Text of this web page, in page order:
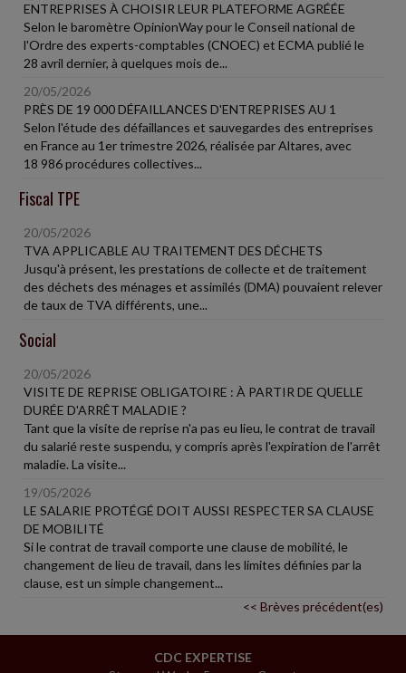
ENTREPRISES À CHOISIR LEUR PLATEFORME AGRÉÉE
Selon le baromètre OpinionWay pour le Conseil national de
l'Ordre des experts-comptables (CNOEC) et ECMA publié le
28 avril dernier, à quelques mois de...
20/05/2026
PRÈS DE 19 000 DÉFAILLANCES D'ENTREPRISES AU 1
Selon l'étude des défaillances et sauvegardes des entreprises
en France au 1er trimestre 2026, réalisée par Altares, avec
18 986 procédures collectives...
Fiscal TPE
20/05/2026
TVA APPLICABLE AU TRAITEMENT DES DÉCHETS
Jusqu'à présent, les prestations de collecte et de traitement
des déchets des ménages et assimilés (DMA) pouvaient relever
de taux de TVA différents, une...
Social
20/05/2026
VISITE DE REPRISE OBLIGATOIRE : À PARTIR DE QUELLE
DURÉE D'ARRÊT MALADIE ?
Tant que la visite de reprise n'a pas eu lieu, le contrat de travail
du salarié reste suspendu, y compris après l'expiration de l'arrêt
maladie. La visite...
19/05/2026
LE SALARIE PROTÉGÉ DOIT AUSSI RESPECTER SA CLAUSE
DE MOBILITÉ
Si le contrat de travail comporte une clause de mobilité, le
changement de lieu de travail, dans les limites définies par la
clause, est un simple changement...
<< Brèves précédent(es)
CDC EXPERTISE